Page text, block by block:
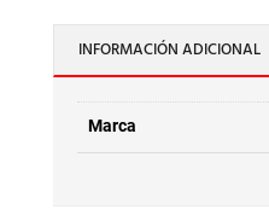
INFORMACIÓN ADICIONAL
Marca